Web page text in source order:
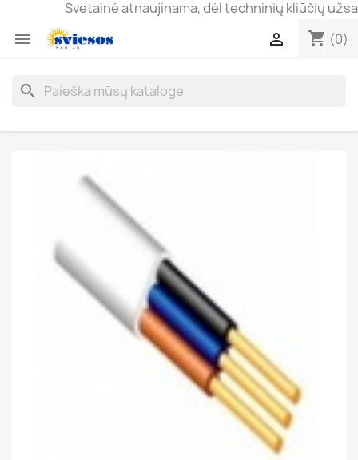
Svetainė atnaujinama, dėl techninių kliūčių
 shopping_cart (0)

search